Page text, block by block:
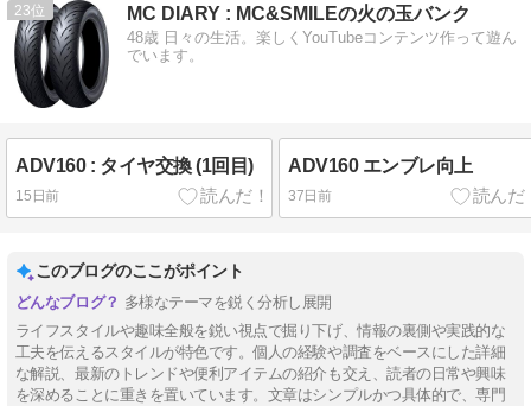
23 MC DIARY : MC&SMILEの火の玉バンク
48歳 日々の生活。楽しくYouTubeコンテンツ作って遊ん
でいます。
ADV160 : タイヤ交換 (1回目)
15日前
ADV160 エンブレ向上
37日前
このブログのここがポイント
多様なテーマを鋭く分析し展開
ライフスタイルや趣味全般を鋭い視点で掘り下げ、情報の裏側や実践的な
工夫を伝えるスタイルが特色です。個人の経験や調査をベースにした詳細
な解説、最新のトレンドや便利アイテムの紹介も交え、読者の日常や興味
を深めることに重きを置いています。文章はシンプルかつ具体的で、専門